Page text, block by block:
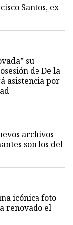
Santos, ex
su
de De la
asistencia por
archivos
son los del
icónica foto
renovado el